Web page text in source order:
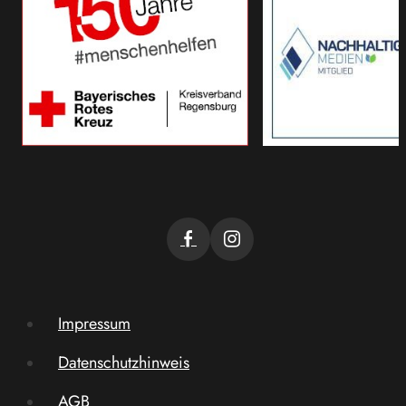
Impressum
Datenschutzhinweis